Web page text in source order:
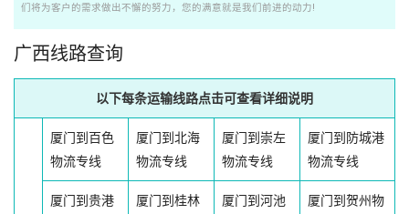
们将为客户的需求做出不懈的努力，您的满意就是我们前进的动力!
广西线路查询
以下每条运输线路点击可查看详细说明
厦门到百色
物流专线
厦门到北海
物流专线
厦门到崇左
物流专线
厦门到防城港
物流专线
厦门到贵港
厦门到桂林
厦门到河池
厦门到贺州物